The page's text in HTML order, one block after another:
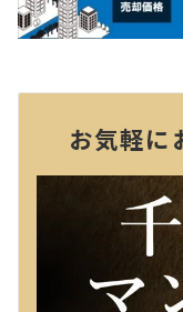
お気軽に